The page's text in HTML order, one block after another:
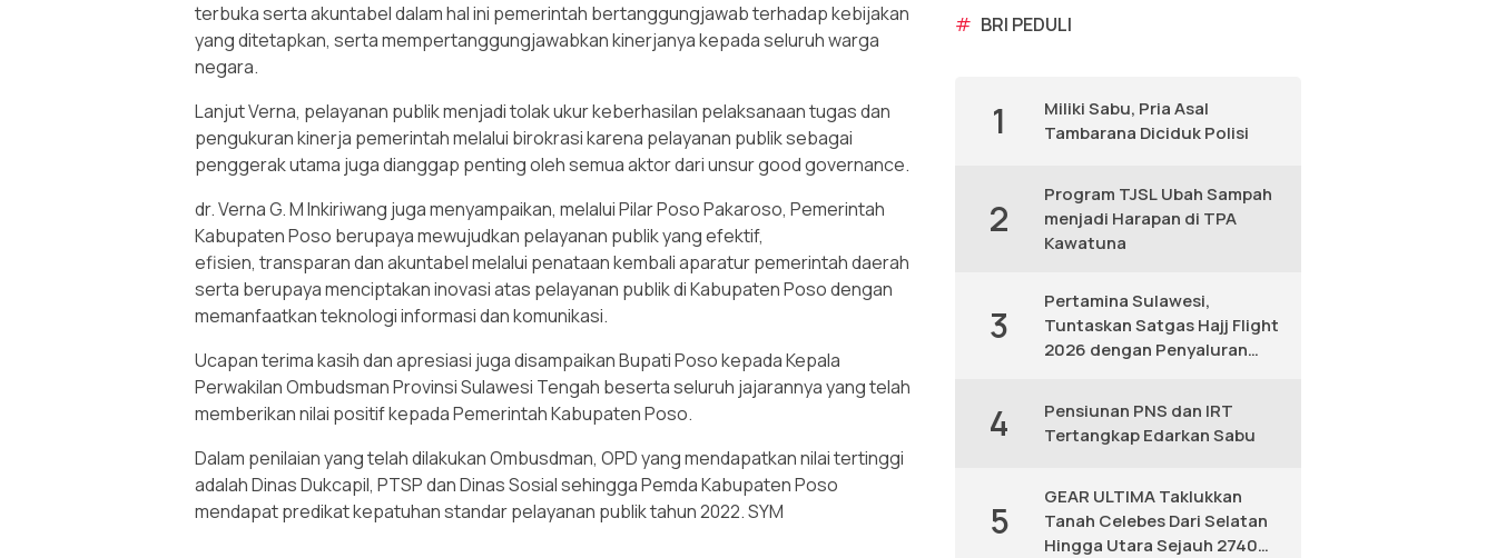
terbuka serta akuntabel dalam hal ini pemerintah bertanggungjawab terhadap kebijakan
yang ditetapkan, serta mempertanggungjawabkan kinerjanya kepada seluruh warga
negara.
Lanjut Verna, pelayanan publik menjadi tolak ukur keberhasilan pelaksanaan tugas dan
pengukuran kinerja pemerintah melalui birokrasi karena pelayanan publik sebagai
penggerak utama juga dianggap penting oleh semua aktor dari unsur good governance.
dr. Verna G. M Inkiriwang juga menyampaikan, melalui Pilar Poso Pakaroso, Pemerintah
Kabupaten Poso berupaya mewujudkan pelayanan publik yang efektif,
efisien, transparan dan akuntabel melalui penataan kembali aparatur pemerintah daerah
serta berupaya menciptakan inovasi atas pelayanan publik di Kabupaten Poso dengan
memanfaatkan teknologi informasi dan komunikasi.
Ucapan terima kasih dan apresiasi juga disampaikan Bupati Poso kepada Kepala
Perwakilan Ombudsman Provinsi Sulawesi Tengah beserta seluruh jajarannya yang telah
memberikan nilai positif kepada Pemerintah Kabupaten Poso.
Dalam penilaian yang telah dilakukan Ombusdman, OPD yang mendapatkan nilai tertinggi
adalah Dinas Dukcapil, PTSP dan Dinas Sosial sehingga Pemda Kabupaten Poso
mendapat predikat kepatuhan standar pelayanan publik tahun 2022. SYM
# BRI PEDULI
1
Miliki Sabu, Pria Asal
Tambarana Diciduk Polisi
2
Program TJSL Ubah Sampah
menjadi Harapan di TPA
Kawatuna
3
Pertamina Sulawesi,
Tuntaskan Satgas Hajj Flight
2026 dengan Penyaluran
4
Pensiunan PNS dan IRT
Tertangkap Edarkan Sabu
5
GEAR ULTIMA Taklukkan
Tanah Celebes Dari Selatan
Hingga Utara Sejauh 2740